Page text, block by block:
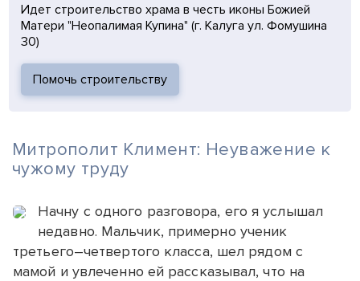
Идет строительство храма в честь иконы Божией
Матери "Неопалимая Купина" (г. Калуга ул. Фомушина
30)
Помочь строительству
Митрополит Климент: Неуважение к
чужому труду
Начну с одного разговора, его я услышал
недавно. Мальчик, примерно ученик
третьего–четвертого класса, шел рядом с
мамой и увлеченно ей рассказывал, что на